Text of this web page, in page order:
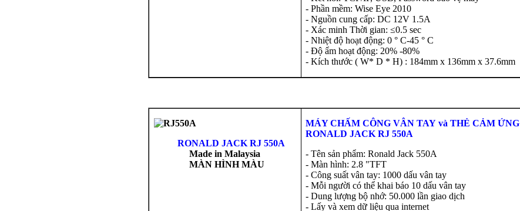
- Phần mềm: Wise Eye 2010
- Nguồn cung cấp: DC 12V 1.5A
- Xác minh Thời gian: ≤0.5 sec
- Nhiệt độ hoạt động: 0 ° C-45 ° C
- Độ ẩm hoạt động: 20% -80%
- Kích thước ( W* D * H) : 184mm x 136mm x 37.6mm
RONALD JACK RJ 550A
Made in Malaysia
MÀN HÌNH MÀU
MÁY CHẤM CÔNG VÂN TAYvàTHẺ CẢM ỨNG
RONALD JACK RJ 550A
- Tên sản phẩm: Ronald Jack 550A
- Màn hình: 2.8 "TFT
- Công suất vân tay: 1000 dấu vân tay
- Mỗi người có thể khai báo 10 dấu vân tay
- Dung lượng bộ nhớ: 50.000 lần giao dịch
- Lấy và xem dữ liệu qua internet